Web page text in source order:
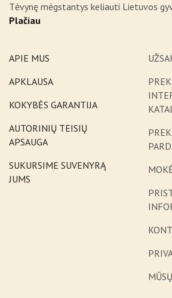
Tėvynę mėgstantys keliauti Lietuvos
Plačiau
APIE MUS
APKLAUSA
KOKYBĖS GARANTIJA
AUTORINIŲ TEISIŲ
APSAUGA
SUKURSIME SUVENYRĄ
JUMS